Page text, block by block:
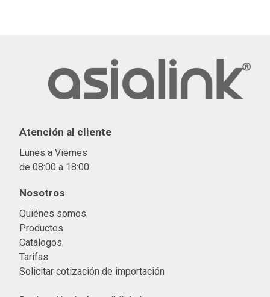
Atención al cliente
Lunes a Viernes
de 08:00 a 18:00
Nosotros
Quiénes somos
Productos
Catálogos
Tarifas
Solicitar cotización de importación